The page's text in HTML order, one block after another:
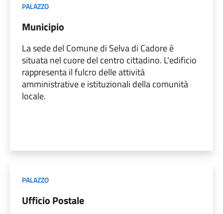
PALAZZO
Municipio
La sede del Comune di Selva di Cadore è
situata nel cuore del centro cittadino. L'edificio
rappresenta il fulcro delle attività
amministrative e istituzionali della comunità
locale.
PALAZZO
Ufficio Postale